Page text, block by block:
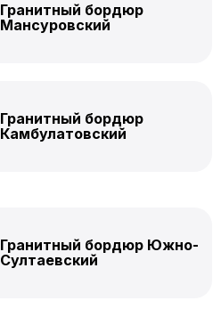
Гранитный бордюр
Мансуровский
Гранитный бордюр
Камбулатовский
Гранитный бордюр Южно-
Султаевский